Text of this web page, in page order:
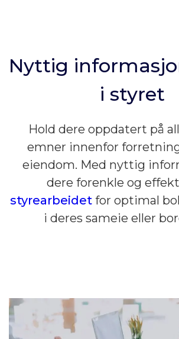
Nyttig
i styret
Hold dere oppdatert på
emner innenfor
eiendom. Med nyttig
dere forenkle og
styrearbeidetfor optimal
i deres sameie eller